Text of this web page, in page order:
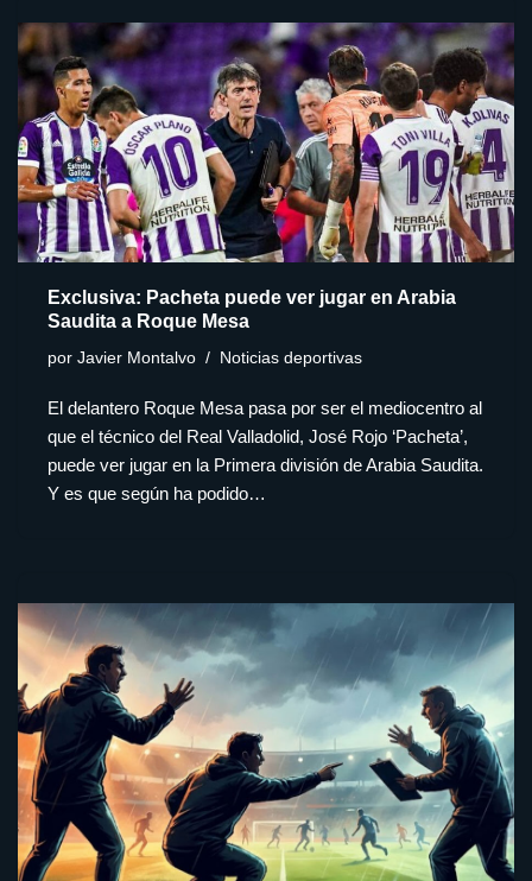
Exclusiva: Pacheta puede ver jugar en Arabia
Saudita a Roque Mesa
por Javier Montalvo Noticias deportivas
El delantero Roque Mesa pasa por ser el mediocentro al
que el técnico del Real Valladolid, José Rojo ‘Pacheta’,
puede ver jugar en la Primera división de Arabia Saudita.
Y es que según ha podido…